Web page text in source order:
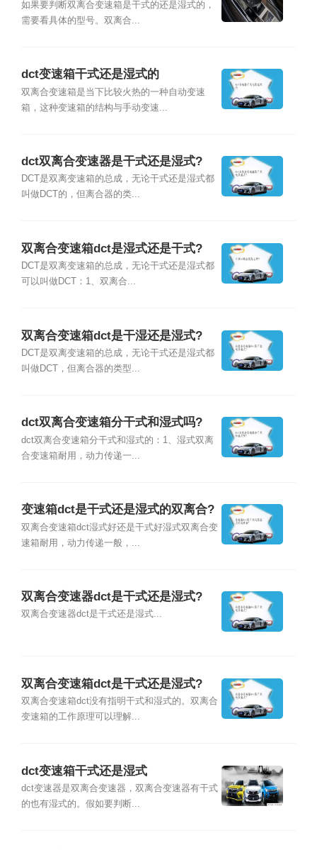
如果要判断双离合变速箱是干式的还是湿式的，
需要看具体的型号。双离合...
dct变速箱干式还是湿式的
双离合变速箱是当下比较火热的一种自动变速
箱，这种变速箱的结构与手动变速...
dct双离合变速器是干式还是湿式?
DCT是双离变速箱的总成，无论干式还是湿式都
叫做DCT的，但离合器的类...
双离合变速箱dct是湿式还是干式?
DCT是双离变速箱的总成，无论干式还是湿式都
可以叫做DCT：1、双离合...
双离合变速箱dct是干湿还是湿式?
DCT是双离变速箱的总成，无论干式还是湿式都
叫做DCT，但离合器的类型...
dct双离合变速箱分干式和湿式吗?
dct双离合变速箱分干式和湿式的：1、湿式双离
合变速箱耐用，动力传递一...
变速箱dct是干式还是湿式的双离合?
双离合变速箱dct湿式好还是干式好湿式双离合变
速箱耐用，动力传递一般，...
双离合变速器dct是干式还是湿式?
双离合变速器dct是干式还是湿式...
双离合变速箱dct是干式还是湿式?
双离合变速箱dct没有指明干式和湿式的。双离合
变速箱的工作原理可以理解...
dct变速箱干式还是湿式
dct变速器是双离合变速器，双离合变速器有干式
的也有湿式的。假如要判断...